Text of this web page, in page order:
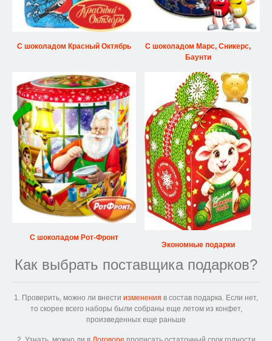
С шоколадом Красный Октябрь
С шоколадом Марс, Сникерс,
Баунти
С шоколадом Рот-Фронт
Экономные подарки
Как выбрать поставщика подарков?
1. Проверить, можно ли внести изменения в состав подарка. Если нет,
то скорее всего наборы были собраны еще летом из конфет,
произведенных еще раньше